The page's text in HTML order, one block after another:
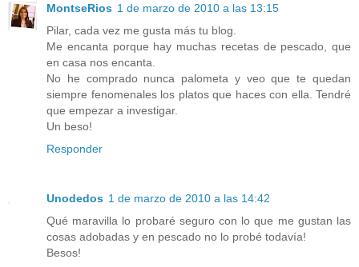
MontseRios 1 de marzo de 2010 a las 13:15
Pilar, cada vez me gusta más tu blog.
Me encanta porque hay muchas recetas de pescado, que
en casa nos encanta.
No he comprado nunca palometa y veo que te quedan
siempre fenomenales los platos que haces con ella. Tendré
que empezar a investigar.
Un beso!
Responder
Unodedos 1 de marzo de 2010 a las 14:42
Qué maravilla lo probaré seguro con lo que me gustan las
cosas adobadas y en pescado no lo probé todavía!
Besos!